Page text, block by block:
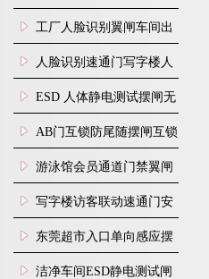
闸机双通道互锁防尾随闸
机
工厂人脸识别翼闸车间出
入口人行通道门禁
人脸识别速通门写字楼人
行通道闸门禁设备
ESD 人体静电测试摆闸无
尘车间防静电闸机
AB门互锁防尾随摆闸互锁
闸机
游泳馆会员通道门禁翼闸
写字楼访客联动速通门安
装
东莞超市入口单向感应摆
闸安装
洁净车间ESD静电测试闸